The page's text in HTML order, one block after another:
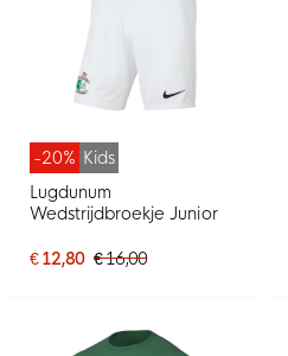
-20% Kids
Lugdunum
Wedstrijdbroekje Junior
€ 12,80 € 16,00